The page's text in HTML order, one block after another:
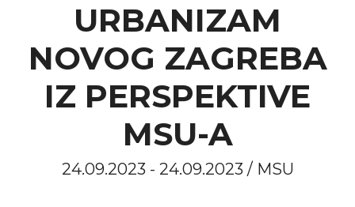
URBANIZAM
NOVOG ZAGREBA
IZ PERSPEKTIVE
MSU-A
24.09.2023 - 24.09.2023 / MSU